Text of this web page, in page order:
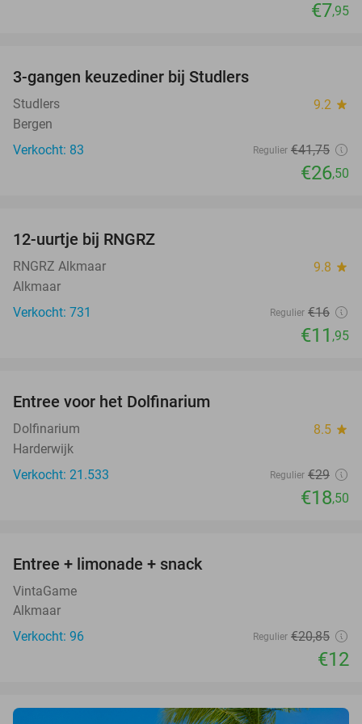
€7,95
3-gangen keuzediner bij Studlers
Studlers 9.2 star
Bergen
Verkocht: 83
Regulier €41,75
€26,50
12-uurtje bij RNGRZ
RNGRZ Alkmaar 9.8 star
Alkmaar
Verkocht: 731
Regulier €16
€11 ,95
Entree voor het Dolfinarium
Dolfinarium 8.5 star
Harderwijk
Verkocht: 21.533
Regulier €29
€18,50
Entree + limonade + snack
VintaGame
Alkmaar
Verkocht: 96
Regulier €20,85
€12